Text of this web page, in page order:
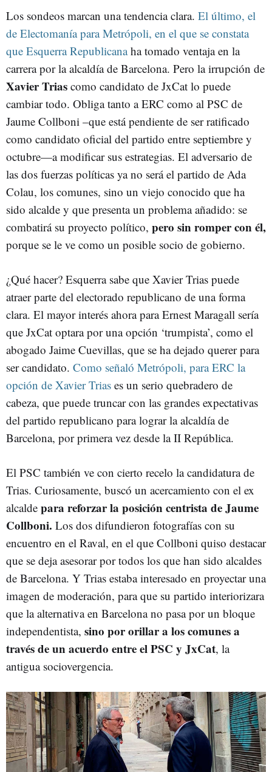
Los sondeos marcan una tendencia clara. El último, el
de Electomanía para Metrópoli, en el que se constata
que Esquerra Republicanaha tomado ventaja en la
carrera por la alcaldía de Barcelona. Pero la irrupción de
Xavier Trias como candidato de JxCat lo puede
cambiar todo. Obliga tanto a ERC como al PSC de
Jaume Collboni –que está pendiente de ser ratificado
como candidato oficial del partido entre septiembre y
octubre—a modificar sus estrategias. El adversario de
las dos fuerzas políticas ya no será el partido de Ada
Colau, los comunes, sino un viejo conocido que ha
sido alcalde y que presenta un problema añadido: se
combatirá su proyecto político, pero sin romper con él,
porque se le ve como un posible socio de gobierno.
¿Qué hacer? Esquerra sabe que Xavier Trias puede
atraer parte del electorado republicano de una forma
clara. El mayor interés ahora para Ernest Maragall sería
que JxCat optara por una opción ‘trumpista’, como el
abogado Jaime Cuevillas, que se ha dejado querer para
ser candidato. Como señaló Metrópoli, para ERC la
opción de Xavier Trias es un serio quebradero de
cabeza, que puede truncar con las grandes expectativas
del partido republicano para lograr la alcaldía de
Barcelona, por primera vez desde la II República.
El PSC también ve con cierto recelo la candidatura de
Trias. Curiosamente, buscó un acercamiento con el ex
alcalde para reforzar la posición centrista de Jaume
Collboni. Los dos difundieron fotografías con su
encuentro en el Raval, en el que Collboni quiso destacar
que se deja asesorar por todos los que han sido alcaldes
de Barcelona. Y Trias estaba interesado en proyectar una
imagen de moderación, para que su partido interiorizara
que la alternativa en Barcelona no pasa por un bloque
independentista, sino por orillar a los comunes a
través de un acuerdo entre el PSC y JxCat, la
antigua sociovergencia.